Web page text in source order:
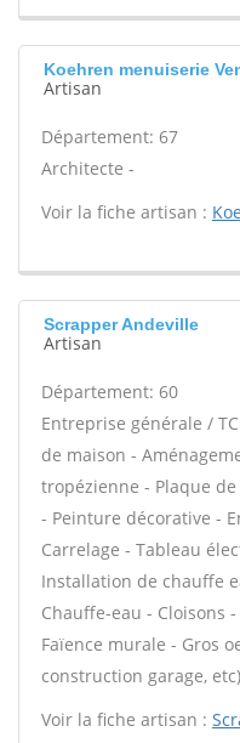
Koehren menuiserie
Artisan
Département: 67
Architecte -
Voir la fiche artisan :
Scrapper Andeville
Artisan
Département: 60
Entreprise générale /
de maison -
tropézienne - Plaque
- Peinture décorative -
Carrelage - Tableau
Installation de chauffe
Chauffe-eau - Cloisons
Faïence murale - Gros
construction garage,
Voir la fiche artisan :